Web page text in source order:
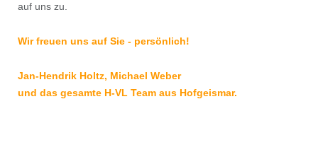
auf uns zu.
Wir freuen uns auf Sie - persönlich!
Jan-Hendrik Holtz, Michael Weber
und das gesamte H-VL Team aus Hofgeismar.